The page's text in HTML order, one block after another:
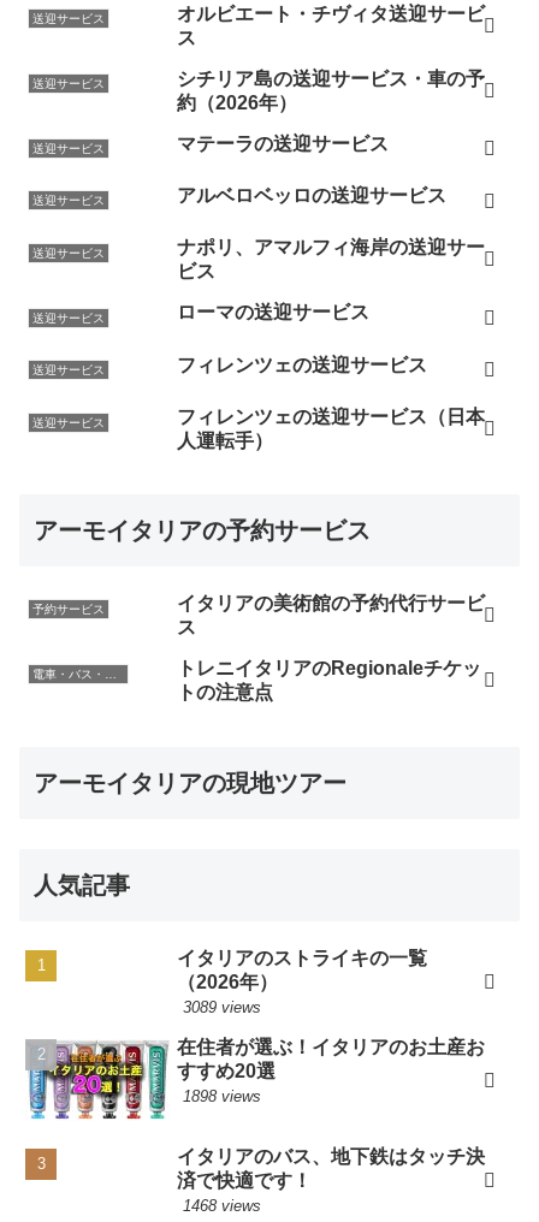
送迎サービス
オルビエート・チヴィタ送迎サービ
ス
送迎サービス
シチリア島の送迎サービス・車の予
約（2026年）
送迎サービス マテーラの送迎サービス
送迎サービス アルベロベッロの送迎サービス
送迎サービス
ナポリ、アマルフィ海岸の送迎サー
ビス
送迎サービス ローマの送迎サービス
送迎サービス フィレンツェの送迎サービス
送迎サービス
フィレンツェの送迎サービス（日本
人運転手）
アーモイタリアの予約サービス
予約サービス
イタリアの美術館の予約代行サービ
ス
トレニイタリアのRegionaleチケッ
トの注意点
アーモイタリアの現地ツアー
人気記事
イタリアのストライキの一覧
（2026年）
3089 views
在住者が選ぶ！イタリアのお土産お
すすめ20選
1898 views
イタリアのバス、地下鉄はタッチ決
済で快適です！
1468 views